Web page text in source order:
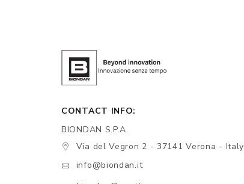
CONTACT INFO:
BIONDAN S.P.A.
Via del Vegron 2 - 37141 Verona - Italy
info@biondan.it